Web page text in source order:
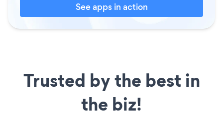
See apps in action
Trusted by the best in
the biz!